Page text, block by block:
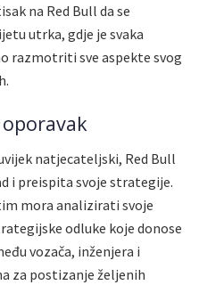
na Red Bull da se
utrka, gdje je svaka
razmotriti sve aspekte svog
natjecateljski, Red Bull
i preispita svoje strategije.
mora analizirati svoje
odluke koje donose
vozača, inženjera i
za postizanje željenih